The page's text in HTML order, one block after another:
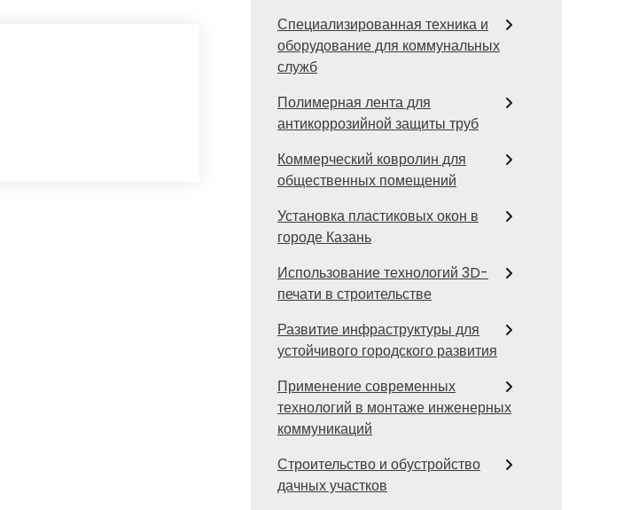
Специализированная техника и
оборудование для коммунальных
служб
Полимерная лента для
антикоррозийной защиты труб
Коммерческий ковролин для
общественных помещений
Установка пластиковых окон в
городе Казань
Использование технологий 3D-
печати в строительстве
Развитие инфраструктуры для
устойчивого городского развития
Применение современных
технологий в монтаже инженерных
коммуникаций
Строительство и обустройство
дачных участков